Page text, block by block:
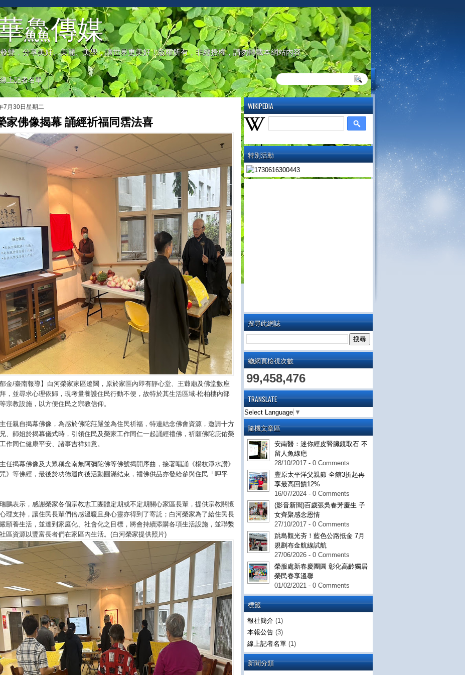
鱻傳媒
聲，分享美好、美麗、美學，讓世界更美好！版權所有，非經授權，請勿轉載本網站內容
線上記者名單
WIKIPEDIA
特別活動
搜尋此網誌
總網頁檢視次數
99,458,476
TRANSLATE
Select Language ▼
隨機文章區
安南醫：迷你經皮腎臟鏡取石 不
留人魚線疤
28/10/2017 - 0 Comments
豐原太平洋父親節 全館3折起再
享最高回饋12%
16/07/2024 - 0 Comments
(影音新聞)百歲張吳春芳慶生 子
女齊聚感念恩情
27/10/2017 - 0 Comments
跳島觀光夯！藍色公路抵金 7月
規劃布金航線試航
27/06/2026 - 0 Comments
榮服處新春慶團圓 彰化高齡獨居
榮民眷享溫馨
01/02/2021 - 0 Comments
標籤
報社簡介 (1)
本報公告 (3)
線上記者名單 (1)
新聞分類
7月30日星期二
家佛像揭幕 誦經祈福同霑法喜
郁金/臺南報導】白河榮家家區遼闊，原於家區內即有靜心堂、王爺廟及佛堂數座
，並尋求心理依歸，現考量養護住民行動不便，故特於其生活區域-松柏樓內部
宗教設施，以方便住民之宗教信仰。
任親自揭幕佛像，為感於佛陀莊嚴並為住民祈福，特連結念佛會資源，邀請十方
、師姐於揭幕儀式時，引領住民及榮家工作同仁一起誦經禮佛，祈願佛陀庇佑榮
作同仁健康平安、諸事吉祥如意。
任揭幕佛像及大眾稱念南無阿彌陀佛等佛號揭開序曲，接著唱誦《楊枝淨水讚》
》等佛經，最後於功德迴向後活動圓滿結束，禮佛供品亦發給參與住民「呷平
鵬表示，感謝榮家各個宗教志工團體定期或不定期關心家區長輩，提供宗教關懷
理支持，讓住民長輩們倍感溫暖且身心靈亦得到了寄託；白河榮家為了給住民長
頤養生活，並達到家庭化、社會化之目標，將會持續添購各項生活設施，並聯繫
區資源以豐富長者們在家區內生活。(白河榮家提供照片)